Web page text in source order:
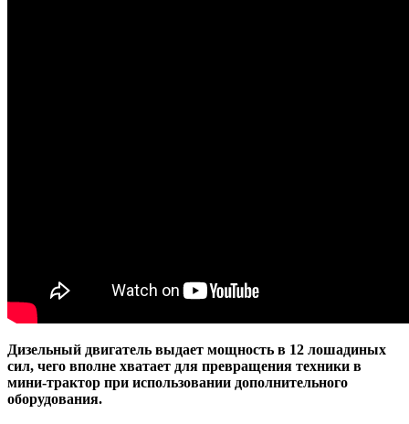
Дизельный двигатель выдает мощность в 12 лошадиных
сил, чего вполне хватает для превращения техники в
мини-трактор при использовании дополнительного
оборудования.